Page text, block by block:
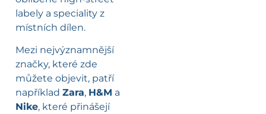
labely a speciality z
místních dílen.
Mezi nejvýznamnější
značky, které zde
můžete objevit, patří
například Zara, H&M a
Nike, které přinášejí